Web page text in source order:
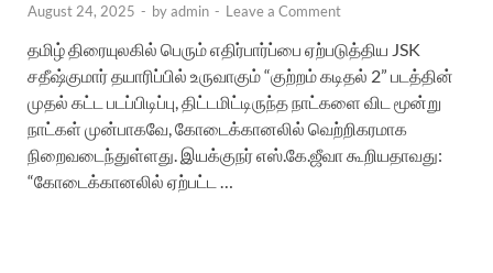
August 24, 2025 - byadmin - Leave a Comment
தமிழ் திரையுலகில் பெரும் எதிர்பார்ப்பை ஏற்படுத்திய JSK
சதீஷ்குமார் தயாரிப்பில் உருவாகும் “குற்றம் கடிதல் 2” படத்தின்
முதல் கட்ட படப்பிடிப்பு, திட்டமிட்டிருந்த நாட்களை விட மூன்று
நாட்கள் முன்பாகவே, கோடைக்கானலில் வெற்றிகரமாக
நிறைவடைந்துள்ளது. இயக்குநர் எஸ்.கே.ஜீவா கூறியதாவது:
“கோடைக்கானலில் ஏற்பட்ட …